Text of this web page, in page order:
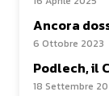
Ancora
6 Ottobre 2023
Podlech, il
18 Settembre